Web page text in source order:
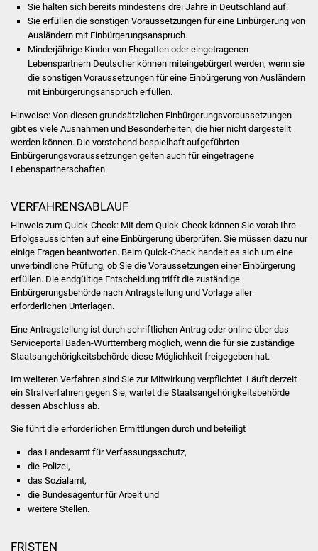
Lebenslagen
Formulare
Bürgerinfos
Schulen
Volkshochschule
Soziale Einrichtungen
Lokale Agenda
Jugendhaus
Familienzentrum
Stadtwerke
Sie halten sich bereits mindestens drei Jahre in Deutschland auf.
Sie erfüllen die sonstigen Voraussetzungen für eine Einbürgerung von
Ausländern mit Einbürgerungsanspruch.
Minderjährige Kinder von Ehegatten oder eingetragenen
Lebenspartnern Deutscher können miteingebürgert werden, wenn sie
die sonstigen Voraussetzungen für eine Einbürgerung von Ausländern
mit Einbürgerungsanspruch erfüllen.
Hinweise: Von diesen grundsätzlichen Einbürgerungsvoraussetzungen
gibt es viele Ausnahmen und Besonderheiten, die hier nicht dargestellt
werden können. Die vorstehend bespielhaft aufgeführten
Einbürgerungsvoraussetzungen gelten auch für eingetragene
Lebenspartnerschaften.
VERFAHRENSABLAUF
Hinweis zum Quick-Check: Mit dem Quick-Check können Sie vorab Ihre
Erfolgsaussichten auf eine Einbürgerung überprüfen. Sie müssen dazu nur
einige Fragen beantworten. Beim Quick-Check handelt es sich um eine
unverbindliche Prüfung, ob Sie die Voraussetzungen einer Einbürgerung
erfüllen. Die endgültige Entscheidung trifft die zuständige
Einbürgerungsbehörde nach Antragstellung und Vorlage aller
erforderlichen Unterlagen.
Eine Antragstellung ist durch schriftlichen Antrag oderonline über das
Serviceportal Baden-Württemberg möglich, wenn die für sie zuständige
Staatsangehörigkeitsbehörde diese Möglichkeit freigegeben hat.
Im weiteren Verfahren sind Sie zur Mitwirkung verpflichtet. Läuft derzeit
ein Strafverfahren gegen Sie, wartet die Staatsangehörigkeitsbehörde
dessen Abschluss ab.
Sie führt die erforderlichen Ermittlungen durch und beteiligt
das Landesamt für Verfassungsschutz,
die Polizei,
das Sozialamt,
die Bundesagentur für Arbeit und
weitere Stellen.
FRISTEN